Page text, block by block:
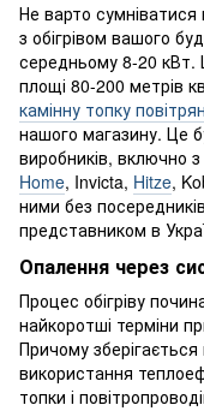
Не варто
з обігрівом вашого
середньому 8-20 кВт.
площі 80-200 метрів
камінну топку
нашого магазину. Це
виробників, включно
Home, Invicta, Hitze,
ними без
представником в
Опалення через
Процес обігріву
найкоротші терміни
Причому
використання
топки і